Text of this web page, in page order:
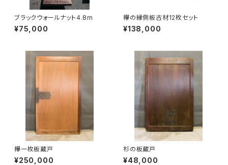
ブラックウォールナット4.8m
¥75,000
欅の縁側板古材12枚セット
¥138,000
欅一枚板蔵戸
¥250,000
杉の板蔵戸
¥48,000